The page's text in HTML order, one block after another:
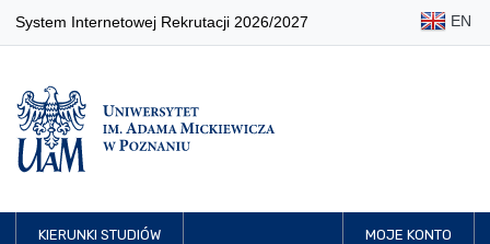
System Internetowej Rekrutacji 2026/2027 EN
KIERUNKI STUDIÓW MOJE KONTO